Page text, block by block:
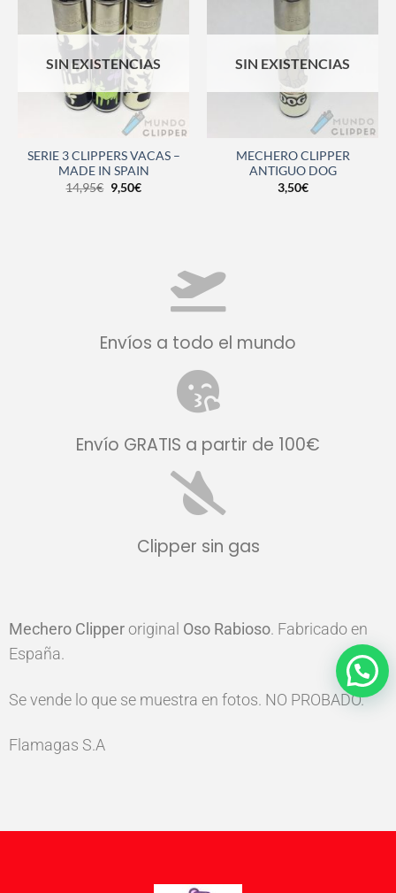
SIN EXISTENCIAS
SERIE 3 CLIPPERS VACAS –
MADE IN SPAIN
14,95€ 9,50€
SIN EXISTENCIAS
MECHERO CLIPPER
ANTIGUO DOG
3,50€
Envíos a todo el mundo
Envío GRATIS a partir de 100€
Clipper sin gas
Mechero Clipper original Oso Rabioso. Fabricado en
España.
Se vende lo que se muestra en fotos. NO PROBADO.
Flamagas S.A